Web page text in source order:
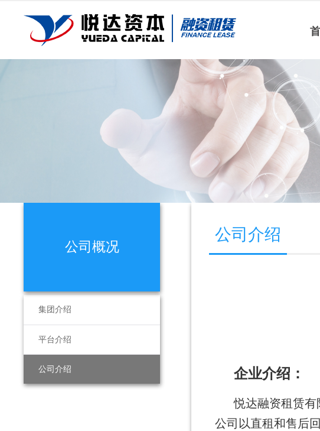
公司概况
集团介绍
平台介绍
公司介绍
公司介绍
企业介绍：
悦达融资租赁有
公司以直租和售后